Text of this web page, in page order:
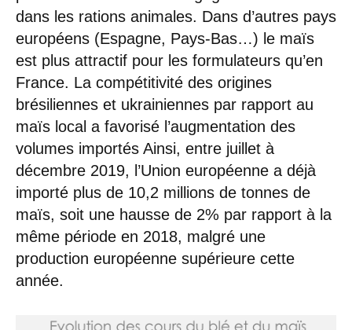
dans les rations animales. Dans d’autres pays
européens (Espagne, Pays-Bas…) le maïs
est plus attractif pour les formulateurs qu’en
France. La compétitivité des origines
brésiliennes et ukrainiennes par rapport au
maïs local a favorisé l’augmentation des
volumes importés Ainsi, entre juillet à
décembre 2019, l’Union européenne a déjà
importé plus de 10,2 millions de tonnes de
maïs, soit une hausse de 2% par rapport à la
même période en 2018, malgré une
production européenne supérieure cette
année.